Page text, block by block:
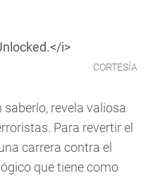
CORTESÍA
saberlo, revela valiosa
Para revertir el
carrera contra el
que tiene como